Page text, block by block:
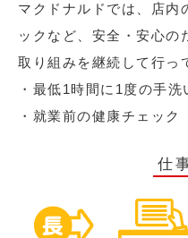
マクドナルドでは、店内
ックなど、安全・安心の
取り組みを継続して行っ
・最低1時間に1度の手洗
・就業前の健康チェッ
仕